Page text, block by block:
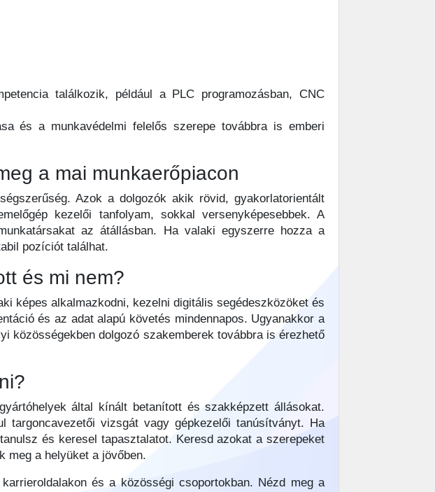
találkozik, például a PLC programozásban, CNC
és a munkavédelmi felelős szerepe továbbra is emberi
a mai munkaerőpiacon
Azok a dolgozók akik rövid, gyakorlatorientált
kezelői tanfolyam, sokkal versenyképesebbek. A
az átállásban. Ha valaki egyszerre hozza a
pozíciót találhat.
és mi nem?
képes alkalmazkodni, kezelni digitális segédeszközöket és
és az adat alapú követés mindennapos. Ugyanakkor a
közösségekben dolgozó szakemberek továbbra is érezhető
által kínált betanított és szakképzett állásokat.
targoncavezetői vizsgát vagy gépkezelői tanúsítványt. Ha
és keresel tapasztalatot. Keresd azokat a szerepeket
meg a helyüket a jövőben.
és a közösségi csoportokban. Nézd meg a